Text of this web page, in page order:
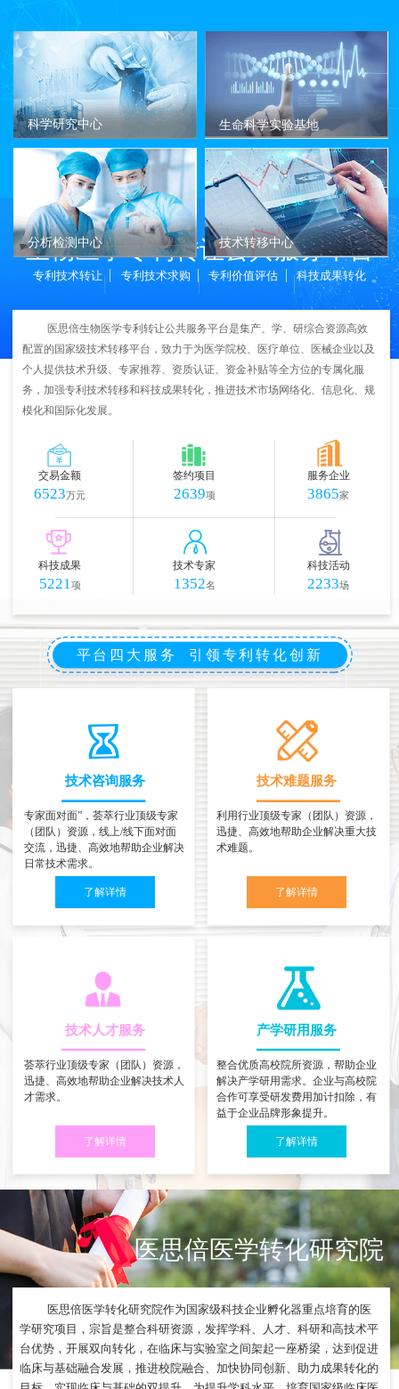
科学研究中心 生命科学实验基地
分析检测中心 技术转移中心
生物医学专利转让公共服务平台
专利技术转让 专利技术求购 专利价值评估 科技成果转化
医思倍生物医学专利转让公共服务平台是集产、学、研综合资源高效
配置的国家级技术转移平台，致力于为医学院校、医疗单位、医械企业以及
个人提供技术升级、专家推荐、资质认证、资金补贴等全方位的专属化服
务，加强专利技术转移和科技成果转化，推进技术市场网络化、信息化、规
模化和国际化发展。
交易金额
6523万元
签约项目
2639项
服务企业
3865家
科技成果
5221项
技术专家
1352名
科技活动
2233场
平台四大服务 引领专利转化创新
技术咨询服务
专家面对面”，荟萃行业顶级专家
（团队）资源，线上/线下面对面
交流，迅捷、高效地帮助企业解决
日常技术需求。
了解详情
技术难题服务
利用行业顶级专家（团队）资源，
迅捷、高效地帮助企业解决重大技
术难题。
了解详情
技术人才服务
荟萃行业顶级专家（团队）资源，
迅捷、高效地帮助企业解决技术人
才需求。
了解详情
产学研用服务
整合优质高校院所资源，帮助企业
解决产学研用需求。企业与高校院
合作可享受研发费用加计扣除，有
益于企业品牌形象提升。
了解详情
医思倍医学转化研究院
医思倍医学转化研究院作为国家级科技企业孵化器重点培育的医
学研究项目，宗旨是整合科研资源，发挥学科、人才、科研和高技术平
台优势，开展双向转化，在临床与实验室之间架起一座桥梁，达到促进
临床与基础融合发展，推进校院融合、加快协同创新、助力成果转化的